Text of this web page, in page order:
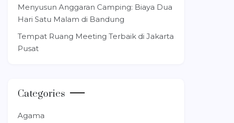
Menyusun Anggaran Camping: Biaya Dua
Hari Satu Malam di Bandung
Tempat Ruang Meeting Terbaik di Jakarta
Pusat
Categories
Agama